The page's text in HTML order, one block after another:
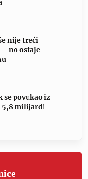
nije treći
no ostaje
se povukao iz
5,8 milijardi